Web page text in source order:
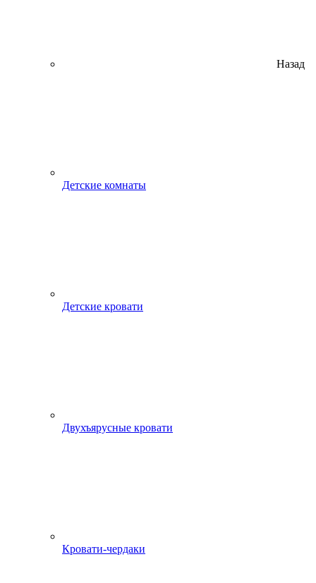
Назад
Детские комнаты
Детские кровати
Двухъярусные кровати
Кровати-чердаки